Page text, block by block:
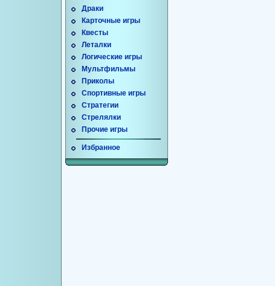
Драки
Карточные игры
Квесты
Леталки
Логические игры
Мультфильмы
Приколы
Спортивные игры
Стратегии
Стрелялки
Прочие игры
Избранное